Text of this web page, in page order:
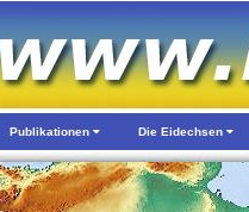
Publikationen Die Eidechsen